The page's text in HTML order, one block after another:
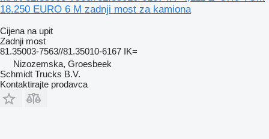
18.250 EURO 6 M zadnji most za kamiona
Cijena na upit
Zadnji most
81.35003-7563//81.35010-6167 IK=
Nizozemska, Groesbeek
Schmidt Trucks B.V.
Kontaktirajte prodavca